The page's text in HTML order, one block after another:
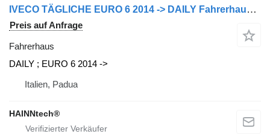
IVECO TÄGLICHE EURO 6 2014 -> DAILY Fahrerhaus für IVECO Nutzfahrzeug
Preis auf Anfrage
Fahrerhaus
DAILY ; EURO 6 2014 ->
Italien, Padua
HAINNtech®